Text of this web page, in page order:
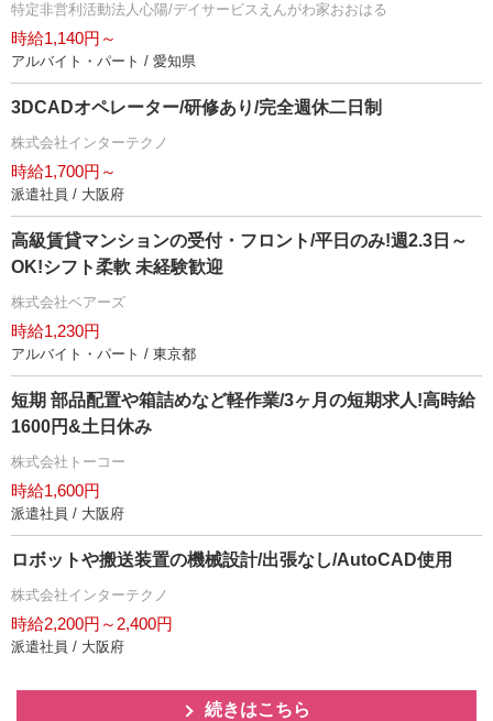
特定非営利活動法人心陽/デイサービスえんがわ家おおはる
時給1,140円～
アルバイト・パート / 愛知県
3DCADオペレーター/研修あり/完全週休二日制
株式会社インターテクノ
時給1,700円～
派遣社員 / 大阪府
高級賃貸マンションの受付・フロント/平日のみ!週2.3日～
OK!シフト柔軟 未経験歓迎
株式会社ベアーズ
時給1,230円
アルバイト・パート / 東京都
短期 部品配置や箱詰めなど軽作業/3ヶ月の短期求人!高時給
1600円&土日休み
株式会社トーコー
時給1,600円
派遣社員 / 大阪府
ロボットや搬送装置の機械設計/出張なし/AutoCAD使用
株式会社インターテクノ
時給2,200円～2,400円
派遣社員 / 大阪府
続きはこちら